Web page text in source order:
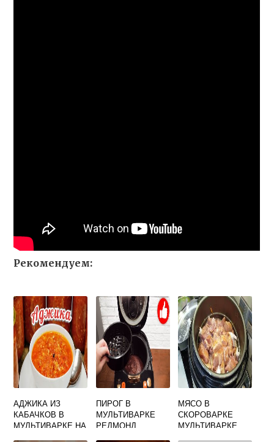
Рекомендуем:
АДЖИКА ИЗ
КАБАЧКОВ В
МУЛЬТИВАРКЕ НА
ПИРОГ В
МУЛЬТИВАРКЕ
РЕДМОНД
МЯСО В
СКОРОВАРКЕ
МУЛЬТИВАРКЕ